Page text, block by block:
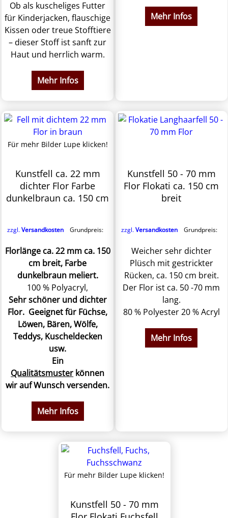
Ob als kuscheliges Futter
für Kinderjacken, flauschige
Kissen oder treue Stofftiere
– dieser Stoff ist sanft zur
Haut und herrlich warm.
Mehr Infos
Mehr Infos
Für mehr Bilder Lupe klicken!
Kunstfell ca. 22 mm
dichter Flor Farbe
dunkelbraun ca. 150 cm
zzgl.Versandkosten Grundpreis:
Florlänge ca. 22 mm ca. 150
cm breit, Farbe
dunkelbraun meliert.
100 % Polyacryl,
Sehr schöner und dichter
Flor. Geeignet für Füchse,
Löwen, Bären, Wölfe,
Teddys, Kuscheldecken
usw.
Ein
Qualitätsmuster können
wir auf Wunsch versenden.
Mehr Infos
Kunstfell 50 - 70 mm
Flor Flokati ca. 150 cm
breit
zzgl.Versandkosten Grundpreis:
Weicher sehr dichter
Plüsch mit gestrickter
Rücken, ca. 150 cm breit.
Der Flor ist ca. 50 -70 mm
lang.
80 % Polyester 20 % Acryl
Mehr Infos
Für mehr Bilder Lupe klicken!
Kunstfell 50 - 70 mm